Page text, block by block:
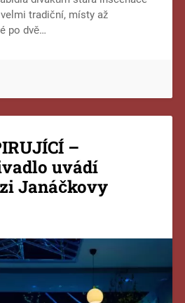
tradiční, místy až
po dvě…
–
uvádí
Janáčkovy